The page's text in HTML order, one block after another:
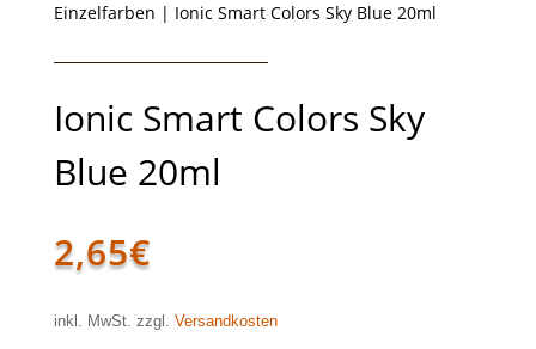
Einzelfarben | Ionic Smart Colors Sky Blue 20ml
Ionic Smart Colors Sky
Blue 20ml
2,65€
inkl. MwSt. zzgl. Versandkosten